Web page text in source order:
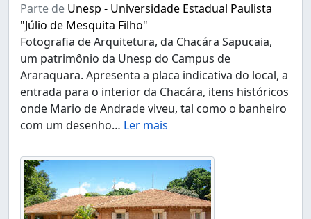
Parte de Unesp - Universidade Estadual Paulista
"Júlio de Mesquita Filho"
Fotografia de Arquitetura, da Chacára Sapucaia,
um patrimônio da Unesp do Campus de
Araraquara. Apresenta a placa indicativa do local, a
entrada para o interior da Chacára, itens históricos
onde Mario de Andrade viveu, tal como o banheiro
com um desenho… Ler mais